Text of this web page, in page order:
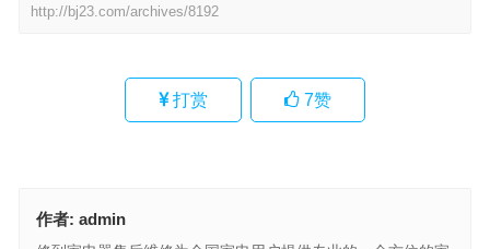
http://bj23.com/archives/8192
打赏 7赞
作者: admin